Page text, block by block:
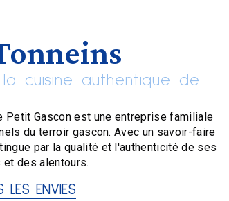
cuisine authentique de
Petit Gascon est une entreprise familiale
du terroir gascon. Avec un savoir-faire
par la qualité et l'authenticité de ses
des alentours.
LES ENVIES